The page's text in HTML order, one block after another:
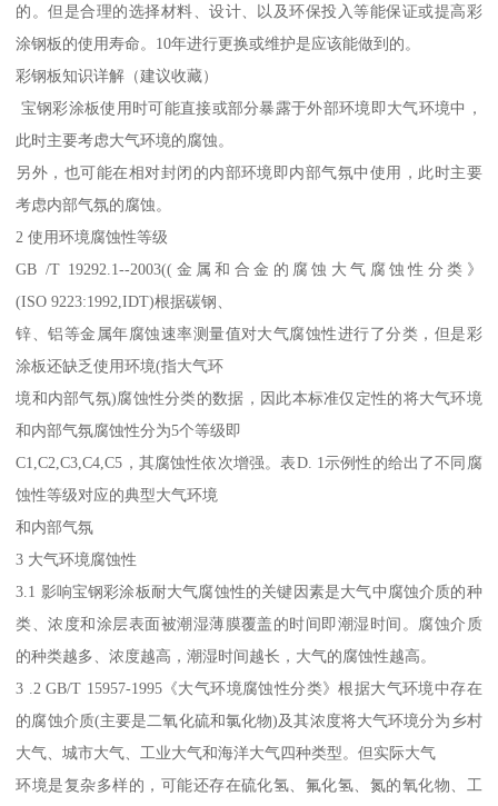
的。但是合理的选择材料、设计、以及环保投入等能保证或提高彩
涂钢板的使用寿命。10年进行更换或维护是应该能做到的。
彩钢板知识详解（建议收藏）
宝钢彩涂板使用时可能直接或部分暴露于外部环境即大气环境中，
此时主要考虑大气环境的腐蚀。
另外，也可能在相对封闭的内部环境即内部气氛中使用，此时主要
考虑内部气氛的腐蚀。
2 使用环境腐蚀性等级
GB /T 19292.1--2003((金属和合金的腐蚀大气腐蚀性分类》
(ISO 9223:1992,IDT)根据碳钢、
锌、铝等金属年腐蚀速率测量值对大气腐蚀性进行了分类，但是彩
涂板还缺乏使用环境(指大气环
境和内部气氛)腐蚀性分类的数据，因此本标准仅定性的将大气环境
和内部气氛腐蚀性分为5个等级即
C1,C2,C3,C4,C5，其腐蚀性依次增强。表D. 1示例性的给出了不同腐
蚀性等级对应的典型大气环境
和内部气氛
3 大气环境腐蚀性
3.1 影响宝钢彩涂板耐大气腐蚀性的关键因素是大气中腐蚀介质的种
类、浓度和涂层表面被潮湿薄膜覆盖的时间即潮湿时间。腐蚀介质
的种类越多、浓度越高，潮湿时间越长，大气的腐蚀性越高。
3 .2 GB/T 15957-1995《大气环境腐蚀性分类》根据大气环境中存在
的腐蚀介质(主要是二氧化硫和氯化物)及其浓度将大气环境分为乡村
大气、城市大气、工业大气和海洋大气四种类型。但实际大气
环境是复杂多样的，可能还存在硫化氢、氟化氢、氮的氧化物、工